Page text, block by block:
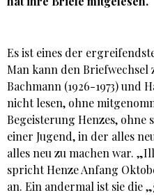
Es ist eines der
Man kann den
Bachmann (1926-1973) und
nicht lesen, ohne
Begeisterung Henzes, ohne
einer Jugend, in der alles
alles neu zu machen war.
spricht Henze Anfang
an. Ein andermal ist sie die